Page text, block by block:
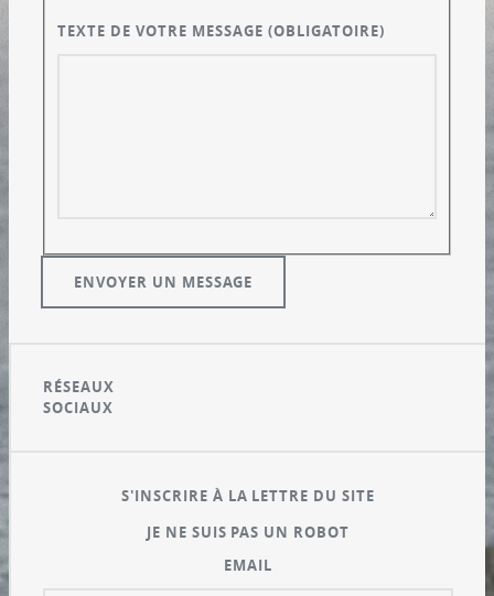
TEXTE DE VOTRE MESSAGE(OBLIGATOIRE)
RÉSEAUX
SOCIAUX
S'INSCRIRE À LA LETTRE DU SITE
JE NE SUIS PAS UN ROBOT
EMAIL